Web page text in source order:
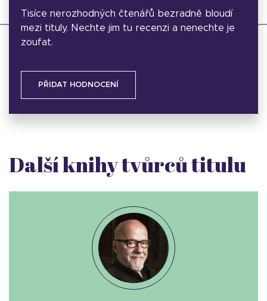
Tisíce nerozhodných čtenářů bezradně bloudí
mezi tituly. Nechte jim tu recenzi a nenechte je
zoufat.
PŘIDAT HODNOCENÍ
Další knihy tvůrců titulu